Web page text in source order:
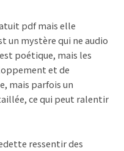
pdf mais elle
un mystère qui ne audio
poétique, mais les
et de
mais parfois un
ce qui peut ralentir
ressentir des